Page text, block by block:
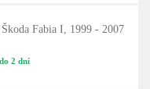
Fabia I, 1999 - 2007
2 dní